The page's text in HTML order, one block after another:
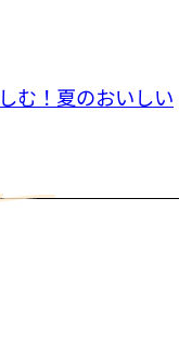
む！夏のおいしい